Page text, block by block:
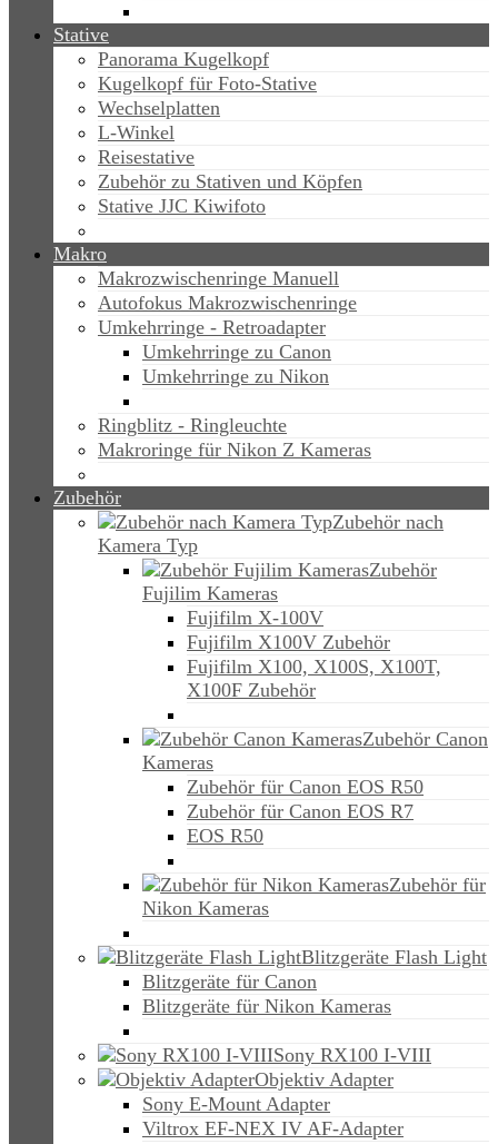
Stative
Panorama Kugelkopf
Kugelkopf für Foto-Stative
Wechselplatten
L-Winkel
Reisestative
Zubehör zu Stativen und Köpfen
Stative JJC Kiwifoto
Makro
Makrozwischenringe Manuell
Autofokus Makrozwischenringe
Umkehrringe - Retroadapter
Umkehrringe zu Canon
Umkehrringe zu Nikon
Ringblitz - Ringleuchte
Makroringe für Nikon Z Kameras
Zubehör
Zubehör nach
Kamera Typ
Zubehör
Fujilim Kameras
Fujifilm X-100V
Fujifilm X100V Zubehör
Fujifilm X100, X100S, X100T,
X100F Zubehör
Zubehör Canon
Kameras
Zubehör für Canon EOS R50
Zubehör für Canon EOS R7
EOS R50
Zubehör für
Nikon Kameras
Blitzgeräte Flash Light
Blitzgeräte für Canon
Blitzgeräte für Nikon Kameras
Sony RX100 I-VIII
Objektiv Adapter
Sony E-Mount Adapter
Viltrox EF-NEX IV AF-Adapter